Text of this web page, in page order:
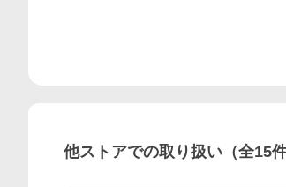
他ストアでの取り扱い（全15